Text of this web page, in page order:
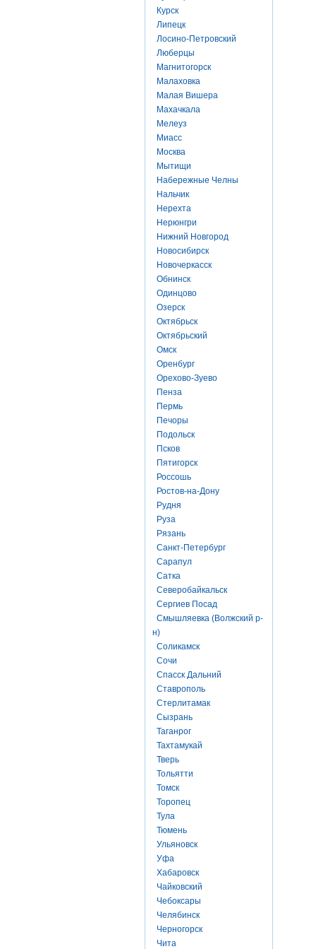
Курск
Липецк
Лосино-Петровский
Люберцы
Магнитогорск
Малаховка
Малая Вишера
Махачкала
Мелеуз
Миасс
Москва
Мытищи
Набережные Челны
Нальчик
Нерехта
Нерюнгри
Нижний Новгород
Новосибирск
Новочеркасск
Обнинск
Одинцово
Озерск
Октябрьск
Октябрьский
Омск
Оренбург
Орехово-Зуево
Пенза
Пермь
Печоры
Подольск
Псков
Пятигорск
Россошь
Ростов-на-Дону
Рудня
Руза
Рязань
Санкт-Петербург
Сарапул
Сатка
Северобайкальск
Сергиев Посад
Смышляевка (Волжский р-
н)
Соликамск
Сочи
Спасск Дальний
Ставрополь
Стерлитамак
Сызрань
Таганрог
Тахтамукай
Тверь
Тольятти
Томск
Торопец
Тула
Тюмень
Ульяновск
Уфа
Хабаровск
Чайковский
Чебоксары
Челябинск
Черногорск
Чита